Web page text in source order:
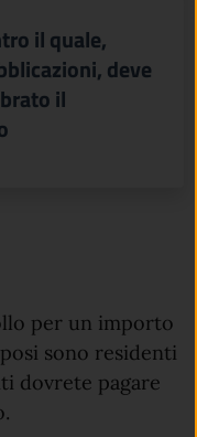
il quale,
deve
il
per un importo
sono residenti
dovrete pagare